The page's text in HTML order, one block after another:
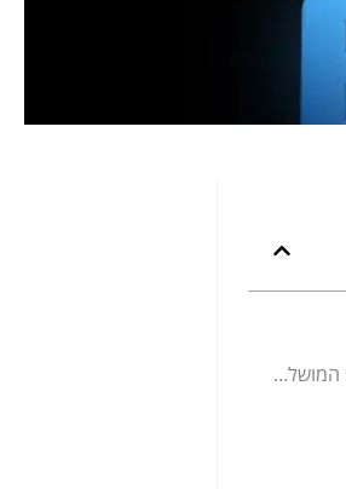
ספורט מים ושייט בכנרת: חגיגת יום הולדת 50 המושלמת